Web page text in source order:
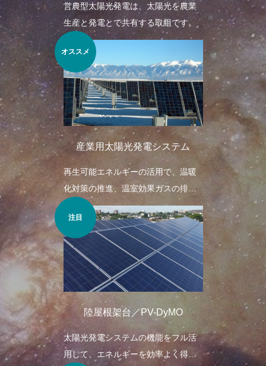
営農型太陽光発電は、太陽光を農業
生産と発電とで共有する取組です。
オススメ
産業用太陽光発電システム
再生可能エネルギーの活用で、温暖
化対策の推進、温室効果ガスの排出
量削減が見込めます。
注目
陸屋根架台／PV-DyMO
太陽光発電システムの機能をフル活
用して、エネルギーを効率よく得る